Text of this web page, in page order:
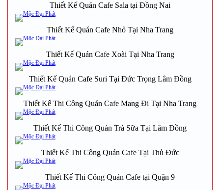
Thiết Kế Quán Cafe Sala tại Đồng Nai
Thiết Kế Quán Cafe Nhỏ Tại Nha Trang
Thiết Kế Quán Cafe Xoài Tại Nha Trang
Thiết Kế Quán Cafe Suri Tại Đức Trọng Lâm Đồng
Thiết Kế Thi Công Quán Cafe Mang Đi Tại Nha Trang
Thiết Kế Thi Công Quán Trà Sữa Tại Lâm Đồng
Thiết Kế Thi Công Quán Cafe Tại Thủ Đức
Thiết Kế Thi Công Quán Cafe tại Quận 9